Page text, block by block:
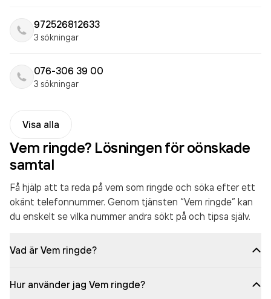
972526812633
3 sökningar
076-306 39 00
3 sökningar
Visa alla
Vem ringde? Lösningen för oönskade
samtal
Få hjälp att ta reda på vem som ringde och söka efter ett
okänt telefonnummer. Genom tjänsten “Vem ringde” kan
du enskelt se vilka nummer andra sökt på och tipsa själv.
Vad är Vem ringde?
Hur använder jag Vem ringde?